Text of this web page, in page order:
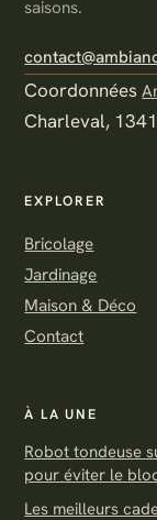
saisons.
Coordonnées
Charleval,
EXPLORER
Bricolage
Jardinage
Maison & Déco
Contact
À LA UNE
Robot tondeuse
pour éviter le
Les meilleurs